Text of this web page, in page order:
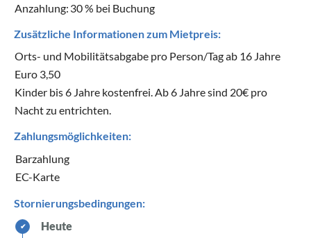
Anzahlung: 30 % bei Buchung
Zusätzliche Informationen zum Mietpreis:
Orts- und Mobilitätsabgabe pro Person/Tag ab 16 Jahre
Euro 3,50
Kinder bis 6 Jahre kostenfrei. Ab 6 Jahre sind 20€ pro
Nacht zu entrichten.
Zahlungsmöglichkeiten:
Barzahlung
EC-Karte
Stornierungsbedingungen:
✔ Heute